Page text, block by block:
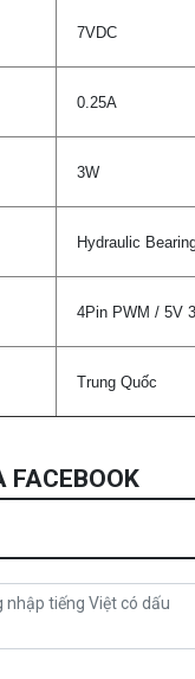
7VDC
0.25A
3W
Hydraulic
4Pin PWM / 5V
Trung Quốc
FACEBOOK